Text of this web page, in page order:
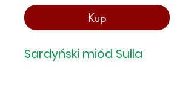
Kup
Sardyński miód Sulla